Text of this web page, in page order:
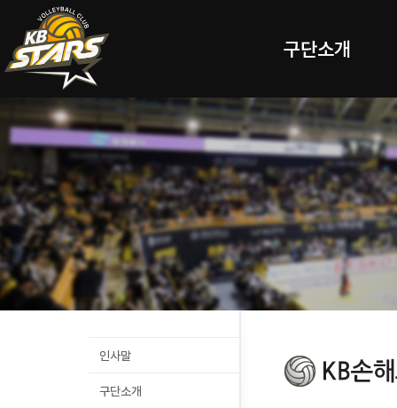
구단소개
인사말
구단소개